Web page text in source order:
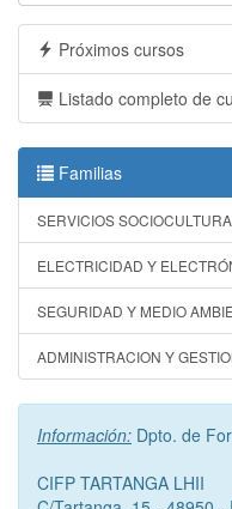
Próximos cursos
Listado completo de
Familias
SERVICIOS
ELECTRICIDAD Y
SEGURIDAD Y MEDIO
ADMINISTRACION Y
Información: Dpto. de
CIFP TARTANGA LHII